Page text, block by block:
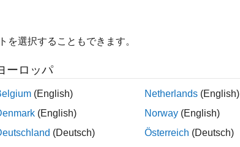
b は、Aの各要素を
を選択することもできます。
ーロッパ
(English)
(English)
(Deutsch)
Netherlands (English)
Norway (English)
Österreich (Deutsch)